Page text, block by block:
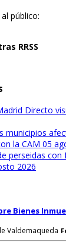
público:
RRSS
Directo
municipios
la CAM 05
perseidas con
2026
Bienes
Valdemaqueda